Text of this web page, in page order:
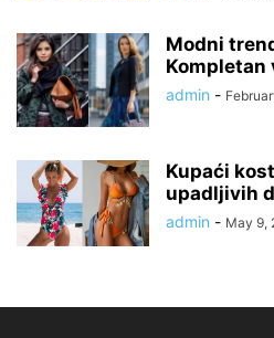
Modni
Kompletan
admin -
Kupaći
upadljivih
admin - May 9,